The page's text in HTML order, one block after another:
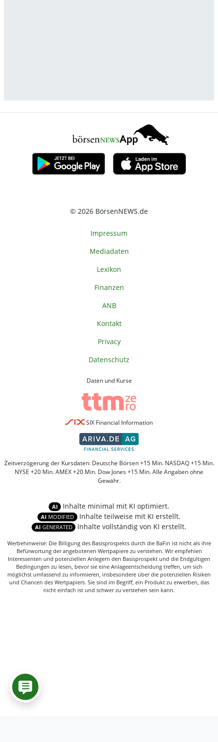
© 2026 BörsenNEWS.de
Impressum
Mediadaten
Lexikon
Finanzen
ANB
Kontakt
Privacy
Datenschutz
Daten und Kurse
SIX Financial Information
Zeitverzögerung der Kursdaten: Deutsche Börsen +15 Min. NASDAQ +15 Min.
NYSE +20 Min. AMEX +20 Min. Dow Jones +15 Min. Alle Angaben ohne
Gewähr.
AI Inhalte minimal mit KI optimiert.
AI MODIFIED Inhalte teilweise mit KI erstellt.
AI GENERATED Inhalte vollständig von KI erstellt.
Werbehinweise: Die Billigung des Basisprospekts durch die BaFin ist nicht als ihre
Befürwortung der angebotenen Wertpapiere zu verstehen. Wir empfehlen
Interessenten und potenziellen Anlegern den Basisprospekt und die Endgültigen
Bedingungen zu lesen, bevor sie eine Anlageentscheidung treffen, um sich
möglichst umfassend zu informieren, insbesondere über die potenziellen Risiken
und Chancen des Wertpapiers. Sie sind im Begriff, ein Produkt zu erwerben, das
nicht einfach ist und schwer zu verstehen sein kann.